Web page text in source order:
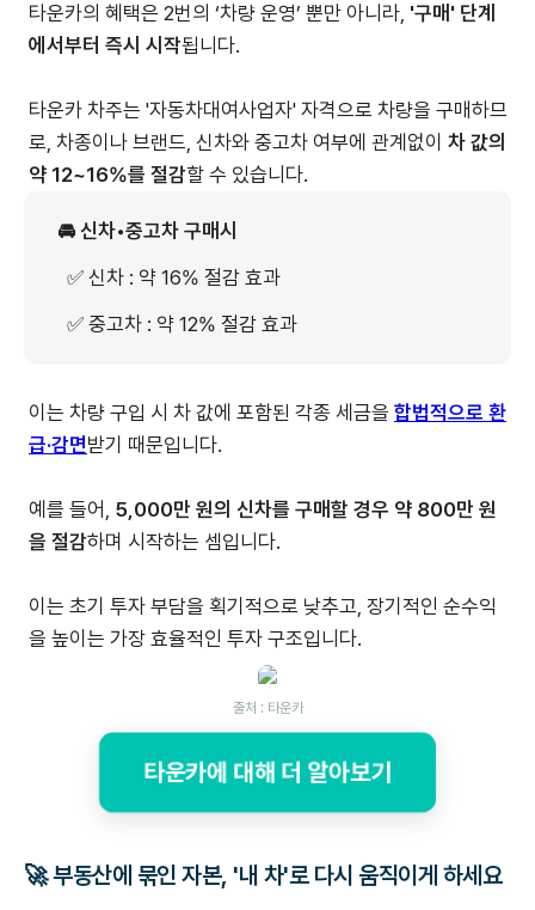
타운카의 혜택은 2번의 ‘차량 운영’ 뿐만 아니라, '구매' 단계
에서부터 즉시 시작됩니다.
타운카 차주는 '자동차대여사업자' 자격으로 차량을 구매하므
로, 차종이나 브랜드, 신차와 중고차 여부에 관계없이 차 값의
약 12~16%를 절감할 수 있습니다.
🚘 신차•중고차 구매시
✅ 신차 : 약 16% 절감 효과
✅ 중고차 : 약 12% 절감 효과
이는 차량 구입 시 차 값에 포함된 각종 세금을 합법적으로 환
급·감면받기 때문입니다.
예를 들어, 5,000만 원의 신차를 구매할 경우 약 800만 원
을 절감하며 시작하는 셈입니다.
이는 초기 투자 부담을 획기적으로 낮추고, 장기적인 순수익
을 높이는 가장 효율적인 투자 구조입니다.
출처 : 타운카
타운카에 대해 더 알아보기
🚀 부동산에 묶인 자본, '내 차'로 다시 움직이게 하세요